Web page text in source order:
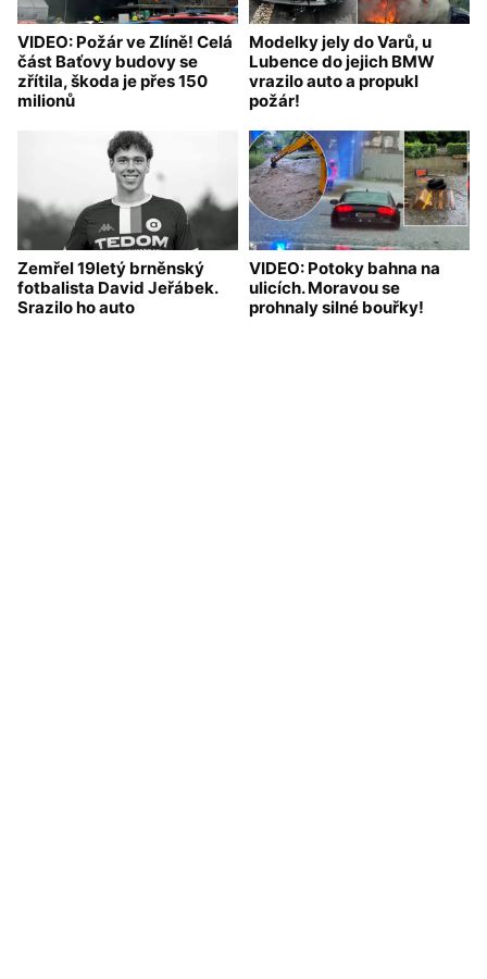
VIDEO: Požár ve Zlíně! Celá
část Baťovy budovy se
zřítila, škoda je přes 150
milionů
Modelky jely do Varů, u
Lubence do jejich BMW
vrazilo auto a propukl
požár!
Zemřel 19letý brněnský
fotbalista David Jeřábek.
Srazilo ho auto
VIDEO: Potoky bahna na
ulicích. Moravou se
prohnaly silné bouřky!